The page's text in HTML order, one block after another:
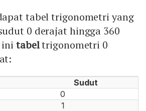
tabel trigonometri yang
0 derajat hingga 360
ini tabeltrigonometri 0
Sudut
0
1